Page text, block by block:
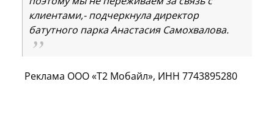
клиентами,- подчеркнула директор
батутного парка Анастасия Самохвалова.
Реклама ООО «Т2 Мобайл», ИНН 7743895280